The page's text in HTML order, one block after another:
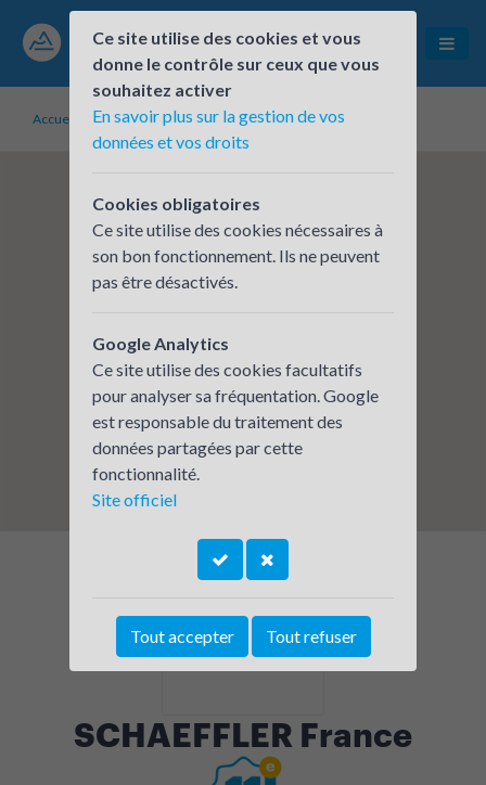
Accueil Établissements inscrits SCHAEFFLER France
SCHAEFFLER France
Ce site utilise des cookies et vous
donne le contrôle sur ceux que vous
souhaitez activer
En savoir plus sur la gestion de vos
données et vos droits
Cookies obligatoires
Ce site utilise des cookies nécessaires à
son bon fonctionnement. Ils ne peuvent
pas être désactivés.
Google Analytics
Ce site utilise des cookies facultatifs
pour analyser sa fréquentation. Google
est responsable du traitement des
données partagées par cette
fonctionnalité.
Site officiel
Tout accepter Tout refuser